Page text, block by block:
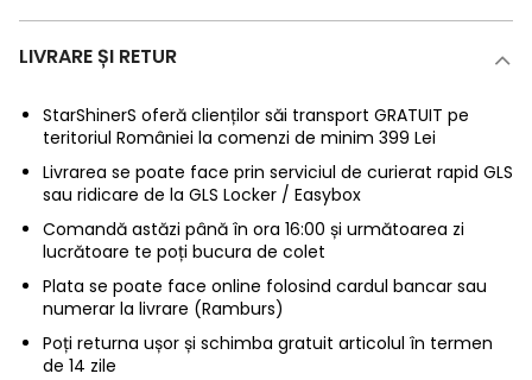
LIVRARE ȘI RETUR
StarShinerS oferă clienților săi transport GRATUIT pe
teritoriul României la comenzi de minim 399 Lei
Livrarea se poate face prin serviciul de curierat rapid GLS
sau ridicare de la GLS Locker / Easybox
Comandă astăzi până în ora 16:00 și următoarea zi
lucrătoare te poți bucura de colet
Plata se poate face online folosind cardul bancar sau
numerar la livrare (Ramburs)
Poți returna ușor și schimba gratuit articolul în termen
de 14 zile